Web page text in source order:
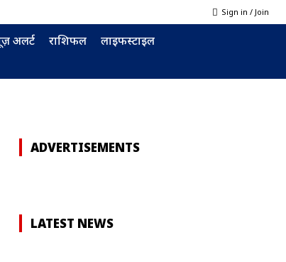
Sign in / Join
अलर्ट राशिफल लाइफस्टाइल
ADVERTISEMENTS
LATEST NEWS